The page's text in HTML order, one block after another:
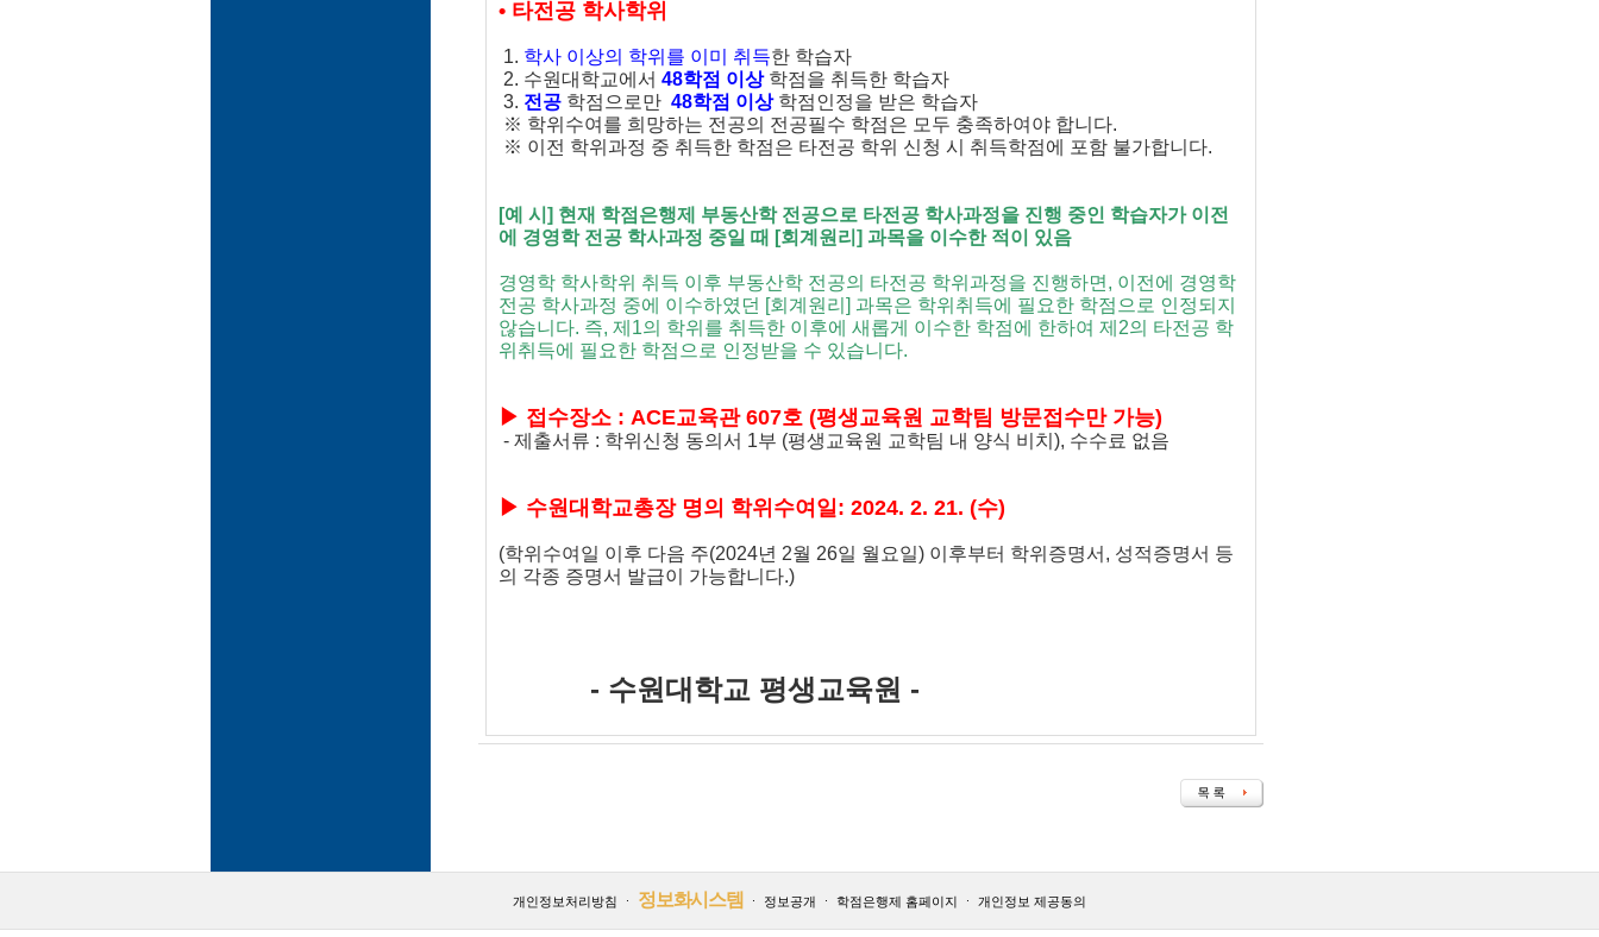
• 타전공 학사학위
1. 학사 이상의 학위를 이미 취득한 학습자
2. 수원대학교에서 48학점 이상학점을 취득한 학습자
3. 전공 학점으로만 48학점 이상학점인정을 받은 학습자
※ 학위수여를 희망하는 전공의 전공필수 학점은 모두 충족하여야 합니다.
※ 이전 학위과정 중 취득한 학점은 타전공 학위 신청 시 취득학점에 포함 불가합니다.
[예 시] 현재 학점은행제 부동산학 전공으로 타전공 학사과정을 진행 중인 학습자가 이전
에 경영학 전공 학사과정 중일 때 [회계원리] 과목을 이수한 적이 있음
경영학 학사학위 취득 이후 부동산학 전공의 타전공 학위과정을 진행하면, 이전에 경영학
전공 학사과정 중에 이수하였던 [회계원리] 과목은 학위취득에 필요한 학점으로 인정되지
않습니다. 즉, 제1의 학위를 취득한 이후에 새롭게 이수한 학점에 한하여 제2의 타전공 학
위취득에 필요한 학점으로 인정받을 수 있습니다.
▶ 접수장소 : ACE교육관 607호 (평생교육원 교학팀 방문접수만 가능)
- 제출서류 : 학위신청 동의서 1부 (평생교육원 교학팀 내 양식 비치), 수수료 없음
▶ 수원대학교총장 명의 학위수여일: 2024. 2. 21. (수)
(학위수여일 이후 다음 주(2024년 2월 26일 월요일) 이후부터 학위증명서, 성적증명서 등
의 각종 증명서 발급이 가능합니다.)
- 수원대학교 평생교육원 -
개인정보처리방침 ㆍ 정보화시스템 ㆍ 정보공개 ㆍ 학점은행제 홈페이지 ㆍ 개인정보 제공동의